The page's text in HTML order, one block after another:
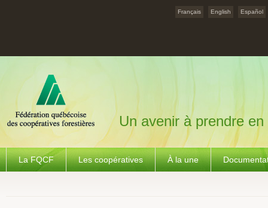
Français English Español
Un avenir à prendre en
La FQCF Les coopératives À la une